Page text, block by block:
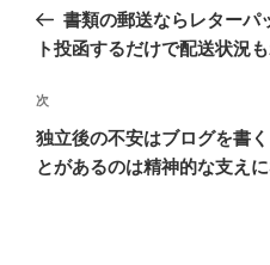
ナ
ゲ
ー
シ
の
投
書類の郵送ならレターパ
ト投函するだけで配送状況
次
の
投
次
独立後の不安はブログを書
とがあるのは精神的な支え